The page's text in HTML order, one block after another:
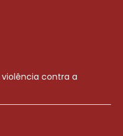
contra a